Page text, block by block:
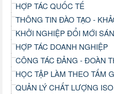
HỢP TÁC QUỐC TẾ
THÔNG TIN ĐÀO TẠO -
KHỞI NGHIỆP ĐỔI MỚI
HỢP TÁC DOANH NGHIỆP
CÔNG TÁC ĐẢNG - ĐOÀN
HỌC TẬP LÀM THEO TẤM
QUẢN LÝ CHẤT LƯỢNG ISO